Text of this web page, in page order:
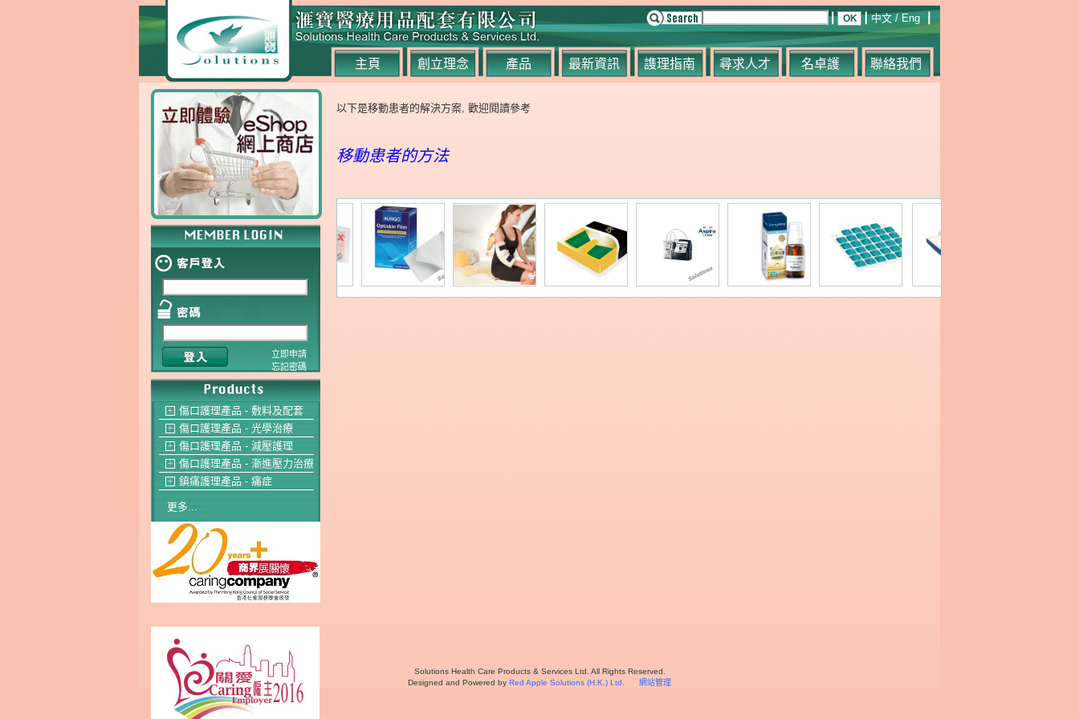
主頁 創立理念 產品 最新資訊 謢理指南 尋求人才 名卓護 聯絡我們
中文 /Eng
立即申請
忘記密碼
＋ 傷口護理產品 - 敷料及配套
＋ 傷口護理產品 - 光學治療
＋ 傷口護理產品 - 減壓護理
＋ 傷口護理產品 - 漸進壓力治療
＋ 鎮痛護理產品 - 痛症
更多...
以下是移動患者的解決方案, 歡迎閱讀參考
移動患者的方法
Solutions Health Care Products & Services Ltd. All Rights Reserved.
Designed and Powered by Red Apple Solutions (H.K.) Ltd. 網站管理